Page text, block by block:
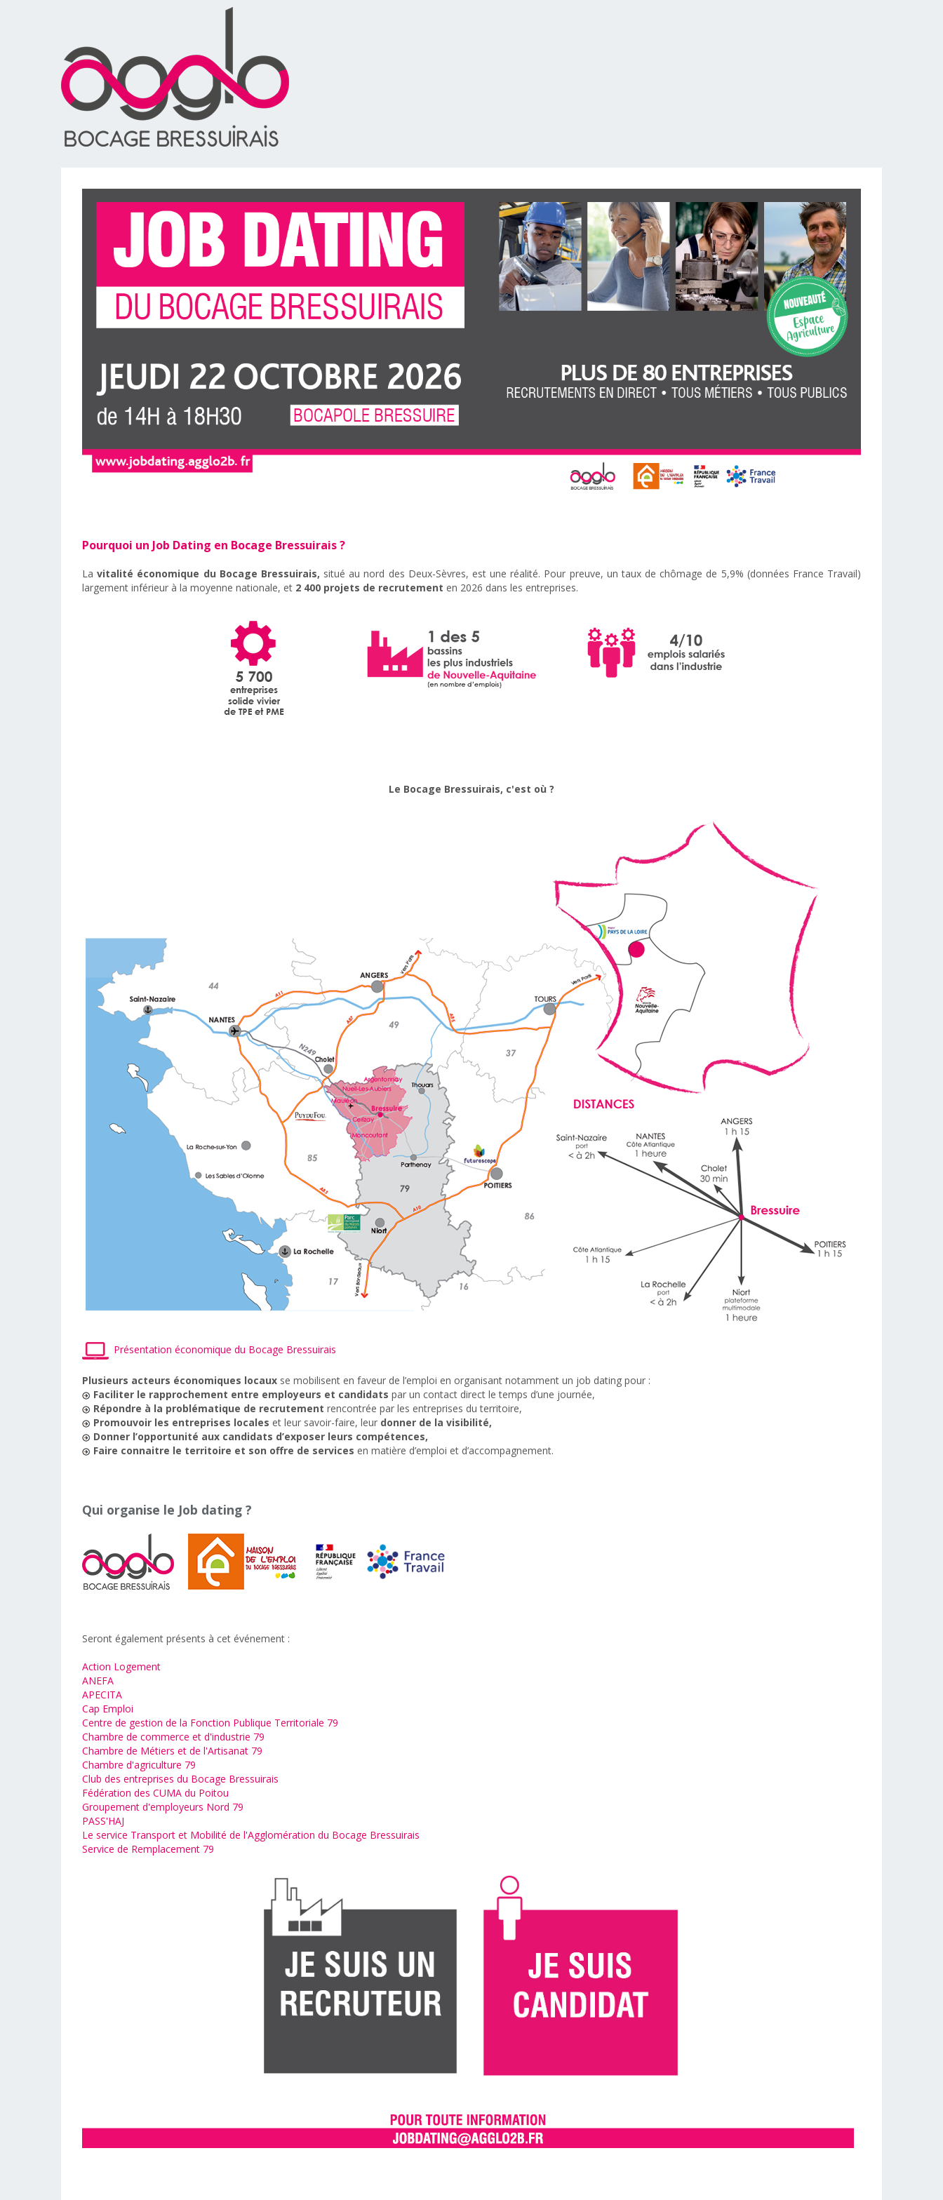
Pourquoi un Job Dating en Bocage Bressuirais ?
Lavitalité économique du Bocage Bressuirais, situé au nord des Deux-Sèvres, est une réalité. Pour preuve, un taux de chômage de 5,9% (données France Travail)
largement inférieur à la moyenne nationale, et 2 400 projets de recrutement en 2026 dans les entreprises.
Le Bocage Bressuirais, c'est où ?
Présentation économique du Bocage Bressuirais
Plusieurs acteurs économiques locaux se mobilisent en faveur de l’emploi en organisant notamment un job dating pour :
Faciliter le rapprochement entre employeurs et candidats par un contact direct le temps d’une journée,
Répondre à la problématique de recrutement rencontrée par les entreprises du territoire,
Promouvoir les entreprises locales et leur savoir-faire, leur donner de la visibilité,
Donner l’opportunité aux candidats d’exposer leurs compétences,
Faire connaitre le territoire et son offre de services en matière d’emploi et d’accompagnement.
Qui organise le Job dating ?
Seront également présents à cet événement :
Action Logement
ANEFA
APECITA
Cap Emploi
Centre de gestion de la Fonction Publique Territoriale 79
Chambre de commerce et d'industrie 79
Chambre de Métiers et de l'Artisanat 79
Chambre d'agriculture 79
Club des entreprises du Bocage Bressuirais
Fédération des CUMA du Poitou
Groupement d'employeurs Nord 79
PASS'HAJ
Le service Transport et Mobilité de l'Agglomération du Bocage Bressuirais
Service de Remplacement 79